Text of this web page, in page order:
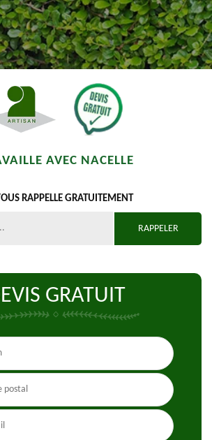
AVEC NACELLE
RAPPELLE GRATUITEMENT
GRATUIT